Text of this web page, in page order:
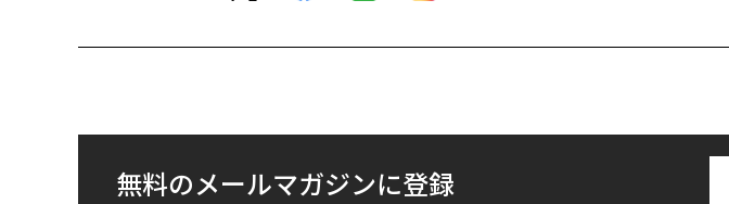
無料のメールマガジンに登録